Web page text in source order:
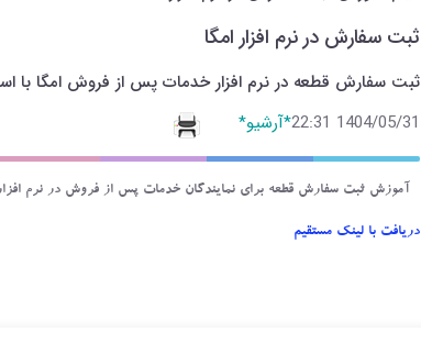
ثبت سفارش در نرم افزار امگا
ثبت سفارش قطعه در نرم افزار خدمات پس از فروش امگا
1404/05/31 22:31
*آرشیو*
آموزش ثبت سفارش قطعه برای نمایندگان خدمات پس از فروش در نرم
دریافت با لینک مستقیم